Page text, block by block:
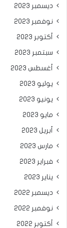
ديسمبر 2023
نوفمبر 2023
أكتوبر 2023
سبتمبر 2023
أغسطس 2023
يوليو 2023
يونيو 2023
مايو 2023
أبريل 2023
مارس 2023
فبراير 2023
يناير 2023
ديسمبر 2022
نوفمبر 2022
أكتوبر 2022